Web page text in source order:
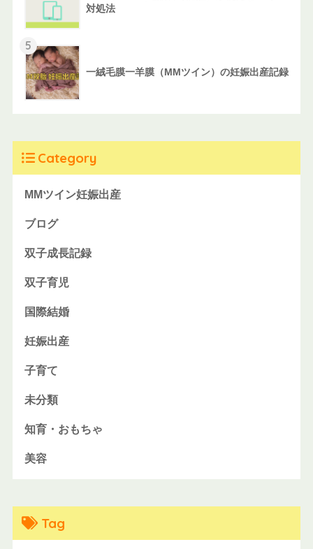
対処法
5
一絨毛膜一羊膜（MMツイン）の妊娠出産記録
Category
MMツイン妊娠出産
ブログ
双子成長記録
双子育児
国際結婚
妊娠出産
子育て
未分類
知育・おもちゃ
美容
Tag